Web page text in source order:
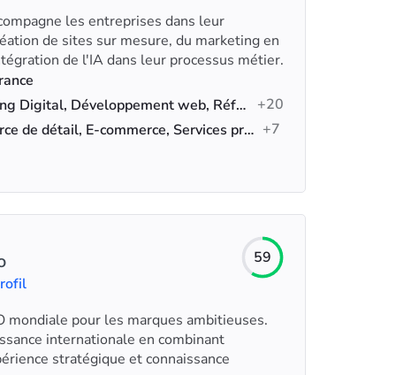
les entreprises dans leur
de sites sur mesure, du marketing en
de l'IA dans leur processus métier.
Marketing Digital, Développement web, Référencement naturel (SEO)
+20
Commerce de détail, E-commerce, Services professionnels +7
59
mondiale pour les marques ambitieuses.
internationale en combinant
stratégique et connaissance